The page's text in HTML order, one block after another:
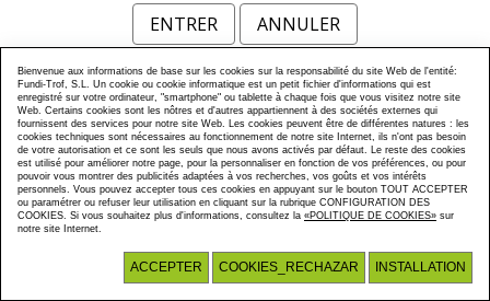
Bienvenue aux informations de base sur les cookies sur la responsabilité du site Web de l'entité:
Fundi-Trof, S.L. Un cookie ou cookie informatique est un petit fichier d'informations qui est
enregistré sur votre ordinateur, "smartphone" ou tablette à chaque fois que vous visitez notre site
Web. Certains cookies sont les nôtres et d'autres appartiennent à des sociétés externes qui
fournissent des services pour notre site Web. Les cookies peuvent être de différentes natures : les
cookies techniques sont nécessaires au fonctionnement de notre site Internet, ils n'ont pas besoin
de votre autorisation et ce sont les seuls que nous avons activés par défaut. Le reste des cookies
est utilisé pour améliorer notre page, pour la personnaliser en fonction de vos préférences, ou pour
pouvoir vous montrer des publicités adaptées à vos recherches, vos goûts et vos intérêts
personnels. Vous pouvez accepter tous ces cookies en appuyant sur le bouton TOUT ACCEPTER
ou paramétrer ou refuser leur utilisation en cliquant sur la rubrique CONFIGURATION DES
COOKIES. Si vous souhaitez plus d'informations, consultez la «POLITIQUE DE COOKIES» sur
notre site Internet.
ACCEPTER COOKIES_RECHAZAR INSTALLATION